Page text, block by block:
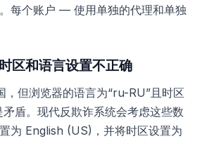
每个账户 — 使用单独的代理和单独
区和语言设置不正确
，但浏览器的语言为“ru-RU”且时区
盾。现代反欺诈系统会考虑这些数
为 English (US)，并将时区设置为